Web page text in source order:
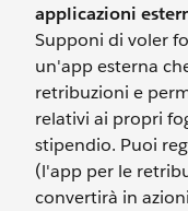
applicazioni
Supponi di voler
un'app esterna
retribuzioni e
relativi ai propri
stipendio. Puoi
(l'app per le
convertirà in